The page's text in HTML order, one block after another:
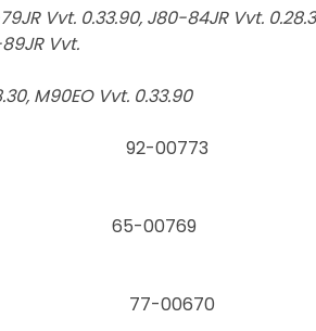
Vvt. 0.33.90, J80-84JR Vvt.
Vvt.
M90EO Vvt. 0.33.90
Kuilder
Saan
Trainor